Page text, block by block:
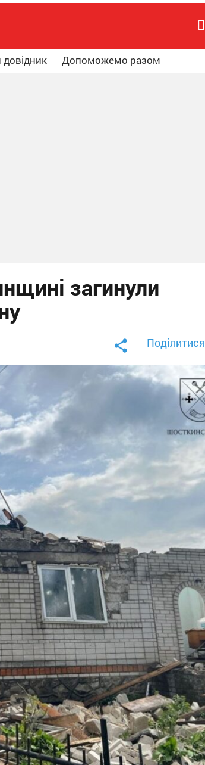
довідник Допоможемо разом
загинули
Поділитися